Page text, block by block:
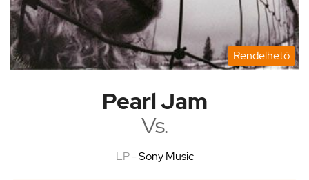
Rendelhető
Pearl Jam
Vs.
LP -Sony Music